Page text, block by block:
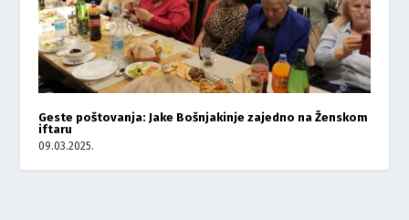
Geste poštovanja: Jake Bošnjakinje zajedno na Ženskom
iftaru
09.03.2025.